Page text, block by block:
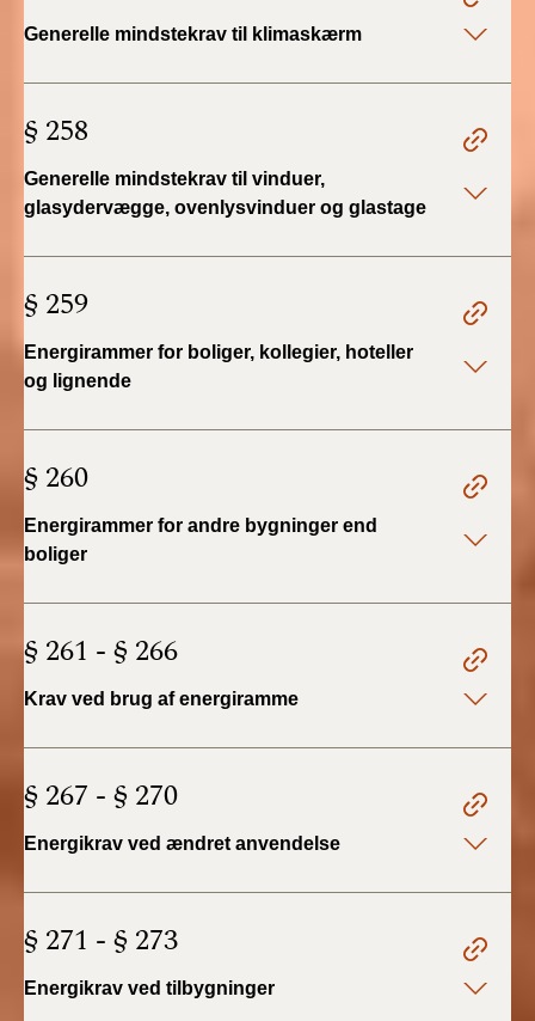
BR18 (29/6 - 31/12
BR18 (1/1-29/6
BR18 (1/7-31/12
BR18 (10/3-30/6
BR18 (1/1-9/3 2020)
BR18 (4/7-31/12
2019)
2018)
2018)
BR15 (2015-2018)
2010)
Generelle mindstekrav til klimaskærm
§ 258
Generelle mindstekrav til vinduer,
glasydervægge, ovenlysvinduer og glastage
§ 259
Energirammer for boliger, kollegier, hoteller
og lignende
§ 260
Energirammer for andre bygninger end
boliger
§ 261 - § 266
Krav ved brug af energiramme
§ 267 - § 270
Energikrav ved ændret anvendelse
§ 271 - § 273
Energikrav ved tilbygninger